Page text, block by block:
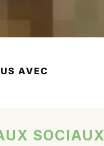
AVEC
SOCIAUX